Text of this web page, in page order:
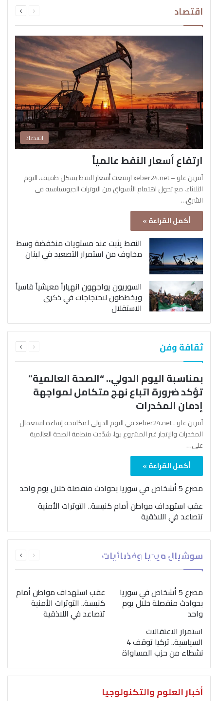
اقتصاد الصفحةالصفحة
اقتصاد
ارتفاع أسعار النفط عالمياً
آفرين علو – xeber24.net ارتفعت أسعار النفط بشكل طفيف، اليوم
الثلاثاء، مع تحول اهتمام الأسواق من التوترات الجيوسياسية في
الشرق…
أكمل القراءة »
النفط يثبت عند مستويات منخفضة وسط
مخاوف من استمرار التصعيد في لبنان
السوريون يواجهون انهياراً معيشياً قاسياً
ويخططون لاحتجاجات في ذكرى
الاستقلال
ثقافة وفن الصفحةالصفحة
بمناسبة اليوم الدولي.. “الصحة العالمية”
تؤكد ضرورة اتباع نهج متكامل لمواجهة
إدمان المخدرات
آفرين علو ـ xeber24.net في اليوم الدولي لمكافحة إساءة استعمال
المخدرات والإتجار غير المشروع بها، شدّدت منظمة الصحة العالمية
على…
أكمل القراءة »
مصرع 5 أشخاص في سوريا بحوادث منفصلة خلال يوم واحد
عقب استهداف مواطن أمام كنيسة.. التوترات الأمنية
تتصاعد في اللاذقية
سوشيال ميديا وفضائيات الصفحةالصفحة
بمناسبة اليوم الدولي..
“الصحة العالمية” تؤكد
ضرورة اتباع نهج متكامل
لمواجهة إدمان المخدرات
مصرع 5 أشخاص في سوريا
بحوادث منفصلة خلال يوم
واحد
عقب استهداف مواطن أمام
كنيسة.. التوترات الأمنية
تتصاعد في اللاذقية
استمرار الاعتقالات
السياسية.. تركيا توقف 4
نشطاء من حزب المساواة
أخبار العلوم والتكنولوجيا